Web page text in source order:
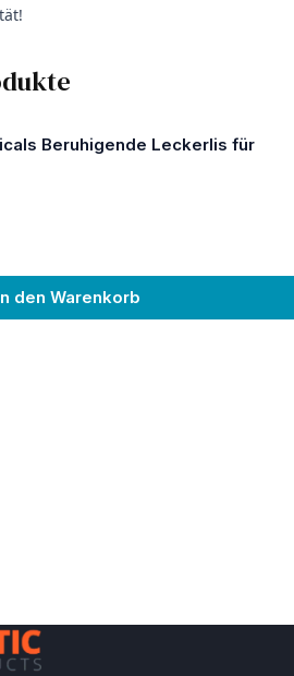
Beruhigende Leckerlis für
den Warenkorb